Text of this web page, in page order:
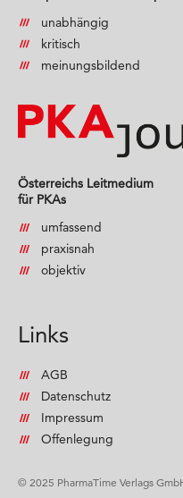
unabhängig
kritisch
meinungsbildend
Österreichs Leitmedium
für PKAs
umfassend
praxisnah
objektiv
Links
AGB
Datenschutz
Impressum
Offenlegung
© 2025 PharmaTime Verlags